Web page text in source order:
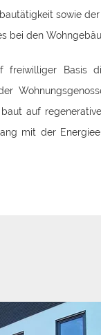
sowie
bei den
Basis
auf
mit der